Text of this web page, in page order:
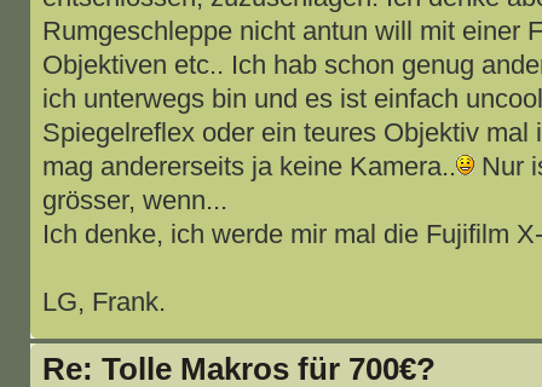
Rumgeschleppe nicht antun will mit einer
Objektiven etc.. Ich hab schon genug
ich unterwegs bin und es ist einfach
Spiegelreflex oder ein teures Objektiv mal
mag andererseits ja keine Kamera..
Nur
grösser, wenn...
Ich denke, ich werde mir mal die Fujifilm
LG, Frank.
Re: Tolle Makros für 700€?